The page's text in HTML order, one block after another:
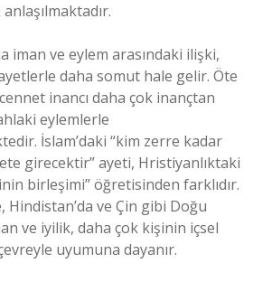
iman ve eylem arasındaki ilişki,
daha somut hale gelir. Öte
inancı daha çok inançtan
eylemlerle
İslam’daki “kim zerre kadar
girecektir” ayeti, Hristiyanlıktaki
birleşimi” öğretisinden farklıdır.
ve Çin gibi Doğu
ve iyilik, daha çok kişinin içsel
uyumuna dayanır.